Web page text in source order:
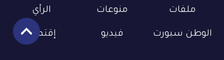
ملفات منوعات الرأي
الوطن سبورت فيديو إقتصاد